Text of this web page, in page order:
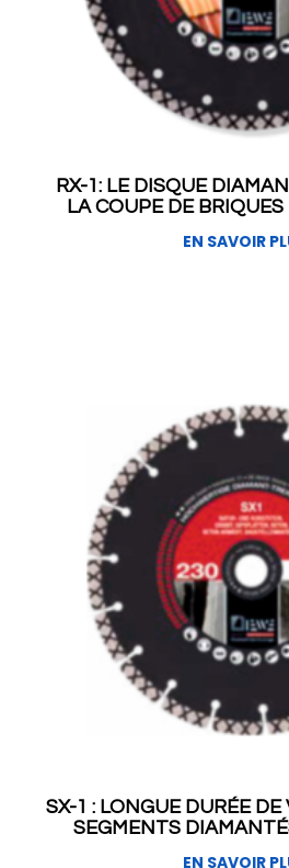
RX-1: LE DISQUE
LA COUPE DE
EN SAVOIR
SX-1 : LONGUE DURÉE DE
SEGMENTS
EN SAVOIR